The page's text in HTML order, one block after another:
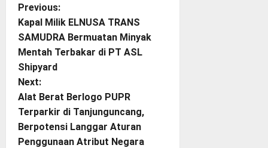
P
o
s
t
n
a
Previous:
Kapal Milik ELNUSA TRANS
SAMUDRA Bermuatan Minyak
Mentah Terbakar di PT ASL
Shipyard
Next:
Alat Berat Berlogo PUPR
Terparkir di Tanjunguncang,
Berpotensi Langgar Aturan
Penggunaan Atribut Negara